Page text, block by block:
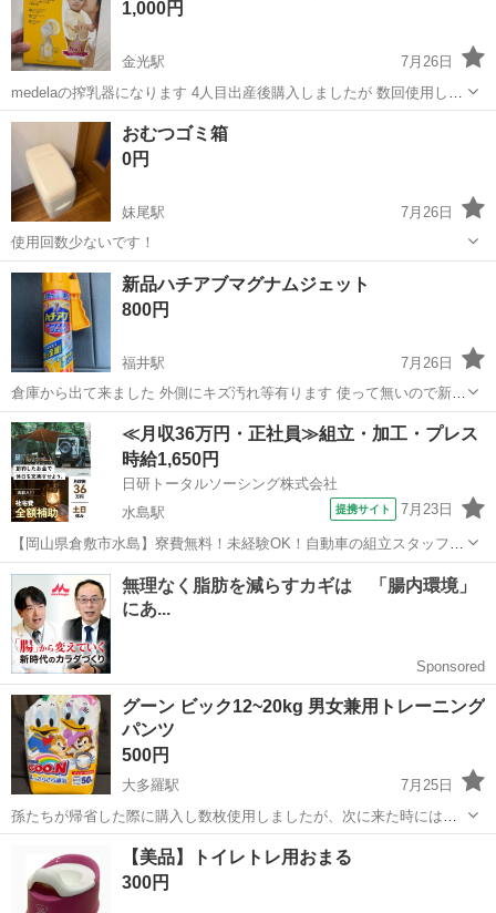
1,000円
金光駅
7月26日
medelaの搾乳器になります 4人目出産後購入しましたが 数回使用して
もう使わなくなったので 出品したいと思います 近場で受け取り出来る
方でと考えています よろしくお願いします
岡山 浅口市 金光駅 ベビー用品
おむつゴミ箱
0円
妹尾駅
7月26日
使用回数少ないです！
岡山 岡山市 妹尾駅 ベビー用品
新品ハチアブマグナムジェット
800円
福井駅
7月26日
倉庫から出て来ました 外側にキズ汚れ等有ります 使って無いので新品
です ノーリターンノークレームでお願いしますm(__)m 宜しければど
うぞ
岡山 倉敷市 福井駅 ベビー用品 新品
≪月収36万円・正社員≫組立・加工・プレス
時給1,650円
日研トータルソーシング株式会社
水島駅
提携サイト 7月23日
【岡山県倉敷市水島】寮費無料！未経験OK！自動車の組立スタッフ
《お仕事No.NS0089》 お仕事について 車の組立作業です。専用レール
に乗って流れてくる車の骨組みに、車内外の各部品・ハンドル・足回
り・ドア・シートなどの各...
岡山 倉敷市 水島駅 その他
グーン ビック12~20kg 男女兼用トレーニング
パンツ
500円
大多羅駅
7月25日
孫たちが帰省した際に購入し数枚使用しましたが、次に来た時には、
卒業し使用する事がなくなり密封し保管していました。 片付けをして
いて、発見。 正確な枚数は分かりません。 1度開封し何枚か使用して
いるので50枚はありませんが、...
大多羅駅 ベビー用品
【美品】トイレトレ用おまる
300円